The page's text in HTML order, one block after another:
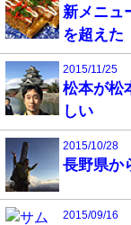
新メニュ
を超えた
2015/11/25
松本が松
しい
2015/10/28
長野県か
2015/09/16